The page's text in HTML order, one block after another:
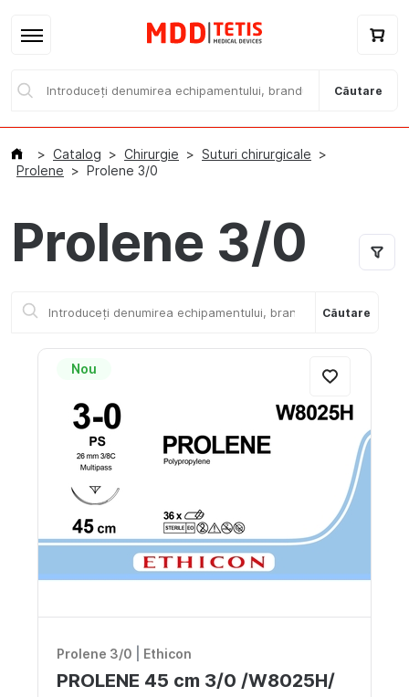
Acasă
Catalog / E-magazin
Despre noi
Locuri vacante
Livrare si achitare
Oferte
Contacte
Căutare
Catalog Chirurgie
Suturi chirurgicale
Prolene
Prolene 3/0
Prolene 3/0
Căutare
Nou
Prolene 3/0 Ethicon
PROLENE 45 cm 3/0 /W8025H/